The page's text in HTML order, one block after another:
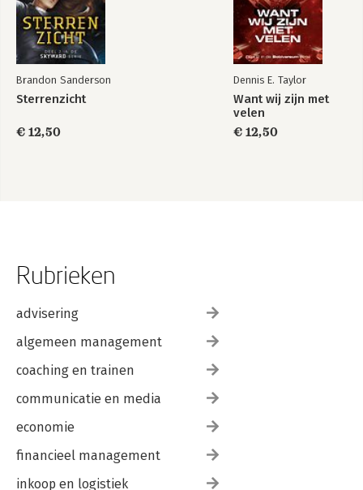
Brandon Sanderson
Sterrenzicht
€ 12,50
Dennis E. Taylor
Want wij zijn met
velen
€ 12,50
Rubrieken
advisering
algemeen management
coaching en trainen
communicatie en media
economie
financieel management
inkoop en logistiek